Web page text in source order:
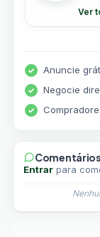
Ver
Anuncie
Negocie
Comentários
Entrarpara